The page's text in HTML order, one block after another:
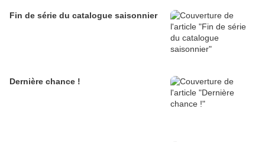
Fin de série du catalogue saisonnier
Dernière chance !